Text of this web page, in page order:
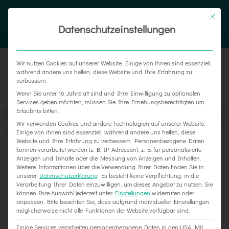
Zum
FacebookInstagram
Xing
Wedding Time bei der Weber Werbung
Delligsen
Datenschutzeinstellungen
Wir nutzen Cookies auf unserer Website. Einige von ihnen sind essenziell,
während andere uns helfen, diese Website und Ihre Erfahrung zu
verbessern.
Wenn Sie unter 16 Jahre alt sind und Ihre Einwilligung zu optionalen
Services geben möchten, müssen Sie Ihre Erziehungsberechtigten um
Erlaubnis bitten.
Wir verwenden Cookies und andere Technologien auf unserer Website.
Einige von ihnen sind essenziell, während andere uns helfen, diese
Website und Ihre Erfahrung zu verbessern. Personenbezogene Daten
können verarbeitet werden (z. B. IP-Adressen), z. B. für personalisierte
Anzeigen und Inhalte oder die Messung von Anzeigen und Inhalten.
Weitere Informationen über die Verwendung Ihrer Daten finden Sie in
unserer Datenschutzerklärung Es besteht keine Verpflichtung, in die
Verarbeitung Ihrer Daten einzuwilligen, um dieses Angebot zu nutzen. Sie
können Ihre Auswahl jederzeit unter Einstellungen widerrufen oder
anpassen. Bitte beachten Sie, dass aufgrund individueller Einstellungen
möglicherweise nicht alle Funktionen der Website verfügbar sind.
Einige Services verarbeiten personenbezogene Daten in den USA. Mit